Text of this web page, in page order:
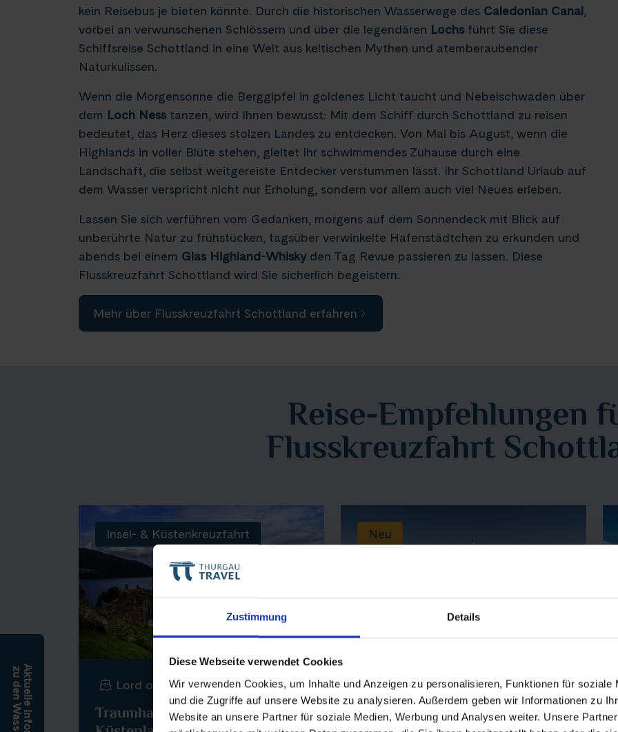
Zustimmung Details
Diese Webseite verwendet Cookies
Wir verwenden Cookies, um Inhalte und Anzeigen zu personalisieren, Funktionen für soziale
und die Zugriffe auf unsere Website zu analysieren. Außerdem geben wir Informationen zu
Website an unsere Partner für soziale Medien, Werbung und Analysen weiter. Unsere
kein Reisebus je bieten könnte. Durch die historischen Wasserwege des Caledonian Canal,
vorbei an verwunschenen Schlössern und über die legendären Lochs führt Sie diese
Schiffsreise Schottland in eine Welt aus keltischen Mythen und atemberaubender
Naturkulissen.
Wenn die Morgensonne die Berggipfel in goldenes Licht taucht und Nebelschwaden über
dem Loch Ness tanzen, wird Ihnen bewusst: Mit dem Schiff durch Schottland zu reisen
bedeutet, das Herz dieses stolzen Landes zu entdecken. Von Mai bis August, wenn die
Highlands in voller Blüte stehen, gleitet Ihr schwimmendes Zuhause durch eine
Landschaft, die selbst weitgereiste Entdecker verstummen lässt. Ihr Schottland Urlaub auf
dem Wasser verspricht nicht nur Erholung, sondern vor allem auch viel Neues erleben.
Lassen Sie sich verführen vom Gedanken, morgens auf dem Sonnendeck mit Blick auf
unberührte Natur zu frühstücken, tagsüber verwinkelte Hafenstädtchen zu erkunden und
abends bei einem Glas Highland-Whiskyden Tag Revue passieren zu lassen. Diese
Flusskreuzfahrt Schottland wird Sie sicherlich begeistern.
Mehr über Flusskreuzfahrt Schottland erfahren
Reise-Empfehlungen
Flusskreuzfahrt
Insel- & Küstenkreuzfahrt
Lord of the Highlands
Traumhafte Seen- und
Neu
Lord of the Highlands
Wilde Schönheit des Nordens –